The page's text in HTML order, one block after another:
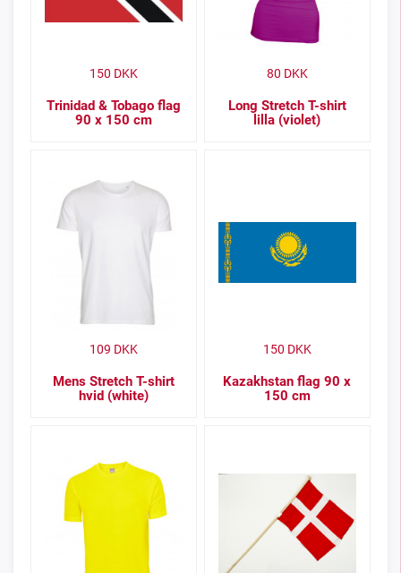
Trinidad & Tobago flag
90 x 150 cm
150 DKK
Long Stretch T-shirt
lilla (violet)
80 DKK
Mens Stretch T-shirt
hvid (white)
109 DKK
Kazakhstan flag 90 x
150 cm
150 DKK